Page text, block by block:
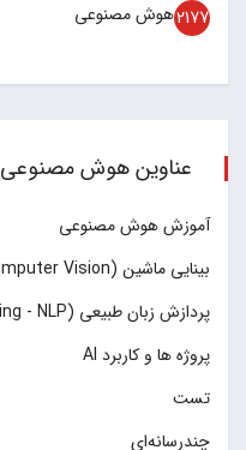
هوش مصنوعی2177
عناوین هوش مصنوعی
آموزش هوش مصنوعی
بینایی ماشین (Computer Vision)
پردازش زبان طبیعی (Natural Language Processing - NLP)
پروژه ها و کاربرد AI
تست
چند‌‌رسانه‌ای